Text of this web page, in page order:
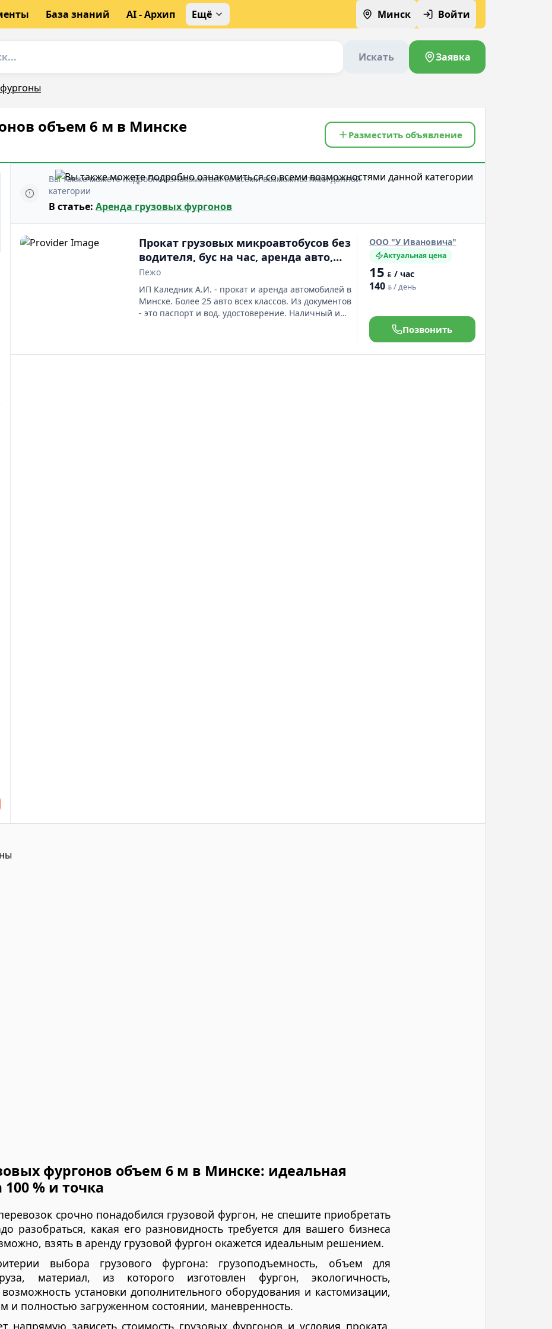
База знаний AI - Архип Ещё Минск Войти
Искать Заявка
объем 6 м в Минске Разместить объявление
Вы также можете подробно ознакомиться со всеми возможностями данной
категории
В статье:Аренда грузовых фургонов
Прокат грузовых микроавтобусов без
водителя, бус на час, аренда авто,
аренда Пежо, Форд, Ситроен, Фиат
Пежо
ИП Каледник А.И. - прокат и аренда автомобилей в
Минске. Более 25 авто всех классов. Из документов
- это паспорт и вод. удостоверение. Наличный и
ООО "У Ивановича"
Актуальная цена
15 BYN / час
140 BYN/ день
Позвонить
фургонов объем 6 м в Минске: идеальная
% и точка
срочно понадобился грузовой фургон, не спешите приобретать
разобраться, какая его разновидность требуется для вашего бизнеса
взять в аренду грузовой фургон окажется идеальным решением.
выбора грузового фургона: грузоподъемность, объем для
материал, из которого изготовлен фургон, экологичность,
установки дополнительного оборудования и кастомизации,
и полностью загруженном состоянии, маневренность.
напрямую зависеть стоимость грузовых фургонов и условия проката.